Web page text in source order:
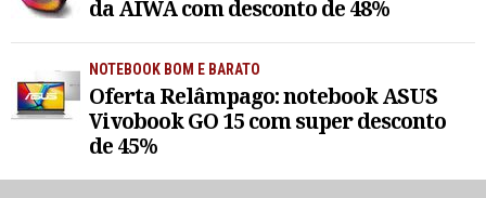
da AIWA com desconto de 48%
NOTEBOOK BOM E BARATO
Oferta Relâmpago: notebook ASUS
Vivobook GO 15 com super desconto
de 45%